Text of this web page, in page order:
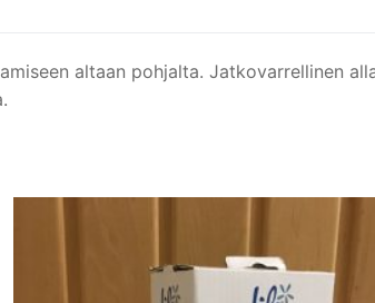
altaan pohjalta. Jatkovarrellinen